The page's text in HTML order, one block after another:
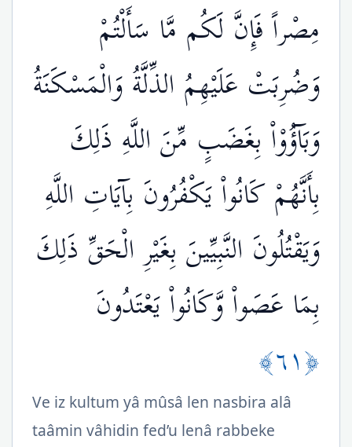
مِصْراً فَإِنَّ لَكُم مَّا سَأَلْتُمْ
وَضُرِبَتْ عَلَيْهِمُ الذِّلَّةُ وَالْمَسْكَنَةُ
وَبَآؤُوْاْ بِغَضَبٍ مِّنَ اللَّهِ ذَلِكَ
بِأَنَّهُمْ كَانُواْ يَكْفُرُونَ بِآيَاتِ اللَّهِ
وَيَقْتُلُونَ النَّبِيِّينَ بِغَيْرِ الْحَقِّ ذَلِكَ
بِمَا عَصَواْ وَّكَانُواْ يَعْتَدُونَ
﴿٦١﴾
Ve iz kultum yâ mûsâ len nasbira alâ
taâmin vâhidin fed’u lenâ rabbeke